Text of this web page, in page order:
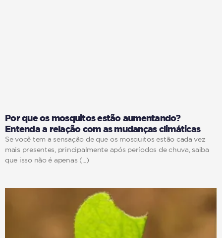
Por que os mosquitos estão aumentando?
Entenda a relação com as mudanças climáticas
Se você tem a sensação de que os mosquitos estão cada vez
mais presentes, principalmente após períodos de chuva, saiba
que isso não é apenas